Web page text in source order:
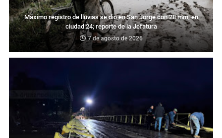
Máximo registro de lluvias se dio en San Jorge con 28 mm, en
ciudad 24; reporte de la Jefatura
7 de agosto de 2026